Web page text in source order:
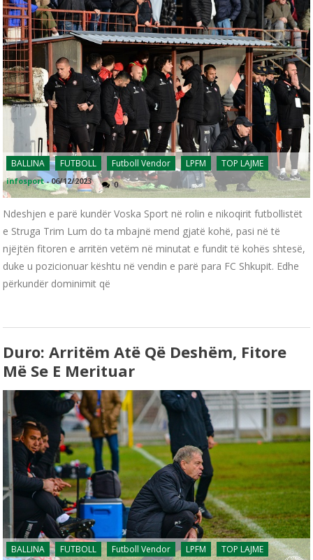
BALLINA FUTBOLL Futboll Vendor LPFM TOP LAJME
infosport -06/12/2023 0
Ndeshjen e parë kundër Voska Sport në rolin e nikoqirit futbollistët
e Struga Trim Lum do ta mbajnë mend gjatë kohë, pasi në të
njëjtën fitoren e arritën vetëm në minutat e fundit të kohës shtesë,
duke u pozicionuar kështu në vendin e parë para FC Shkupit. Edhe
përkundër dominimit që
Duro: Arritëm Atë Që Deshëm, Fitore
Më Se E Merituar
BALLINA FUTBOLL Futboll Vendor LPFM TOP LAJME